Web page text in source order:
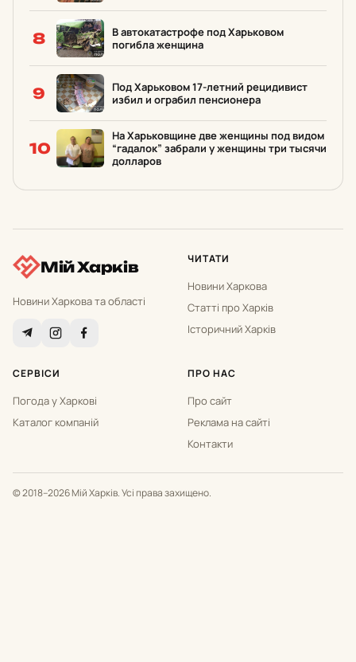
8
В автокатастрофе под Харьковом
погибла женщина
9
Под Харьковом 17-летний рецидивист
избил и ограбил пенсионера
10
На Харьковщине две женщины под видом
“гадалок” забрали у женщины три тысячи
долларов
Мій Харків
Новини Харкова та області
ЧИТАТИ
Новини Харкова
Статті про Харків
Історичний Харків
СЕРВІСИ
Погода у Харкові
Каталог компаній
ПРО НАС
Про сайт
Реклама на сайті
Контакти
© 2018–2026 Мій Харків. Усі права захищено.